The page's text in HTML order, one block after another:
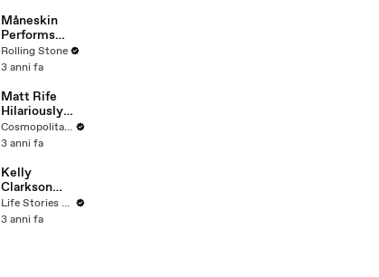
Måneskin
Performs
"HONEY" at
MSG
Rolling Stone
3 anni fa
Matt Rife
Hilariously
Roasts Your
Dating
Cosmopolitan
Cosmopolitan USA
3 anni fa
Kelly
Clarkson
Fights Back
Against
Life Stories By Goalcast
3 anni fa